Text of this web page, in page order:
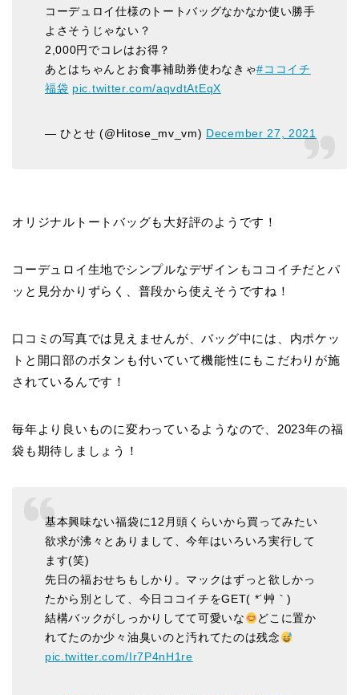
コーデュロイ仕様のトートバッグなかなか使い勝手
よさそうじゃない？
2,000円でコレはお得？
あとはちゃんとお食事補助券使わなきゃ#ココイチ
福袋 pic.twitter.com/aqvdtAtEqX
— ひとせ (@Hitose_mv_vm) December 27, 2021
オリジナルトートバッグも大好評のようです！
コーデュロイ生地でシンプルなデザインもココイチだとパ
ッと見分かりずらく、普段から使えそうですね！
口コミの写真では見えませんが、バッグ中には、内ポケッ
トと開口部のボタンも付いていて機能性にもこだわりが施
されているんです！
毎年より良いものに変わっているようなので、2023年の福
袋も期待しましょう！
基本興味ない福袋に12月頭くらいから買ってみたい
欲求が沸々とありまして、今年はいろいろ実行して
ます(笑)
先日の福おせちもしかり。マックはずっと欲しかっ
たから別として、今日ココイチをGET( *´艸｀)
結構バックがしっかりしてて可愛いな
どこに置か
れてたのか少々油臭いのと汚れてたのは残念
pic.twitter.com/Ir7P4nH1re